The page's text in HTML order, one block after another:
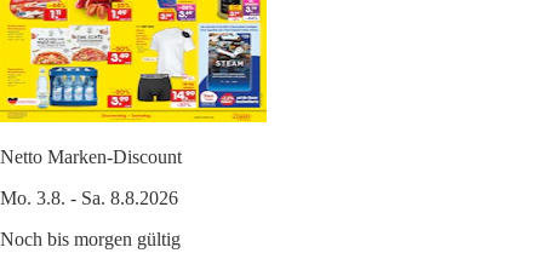
Netto Marken-Discount
Mo. 3.8. - Sa. 8.8.2026
Noch bis morgen gültig